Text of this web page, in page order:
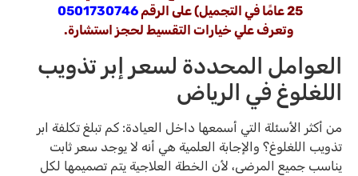
25 عامًا في التجميل) على الرقم
0501730746
وتعرف علي خيارات التقسيط لحجز استشارة.
العوامل المحددة لسعر إبر تذويب
اللغلوغ في الرياض
من أكثر الأسئلة التي أسمعها داخل العيادة: كم تبلغ تكلفة ابر
تذويب اللغلوغ؟ والإجابة العلمية هي أنه لا يوجد سعر ثابت
يناسب جميع المرضى، لأن الخطة العلاجية يتم تصميمها لكل